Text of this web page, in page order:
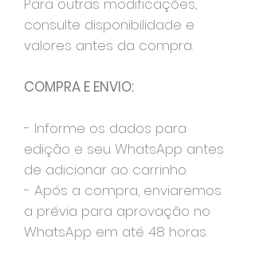
Para outras modificações,
consulte disponibilidade e
valores antes da compra.
COMPRA E ENVIO:
- Informe os dados para
edição e seu WhatsApp antes
de adicionar ao carrinho.
- Após a compra, enviaremos
a prévia para aprovação no
WhatsApp em até 48 horas.